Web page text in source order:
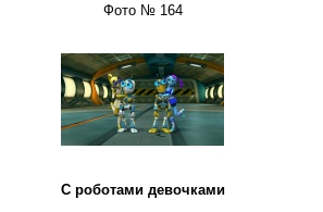
Фото № 164
С роботами девочками